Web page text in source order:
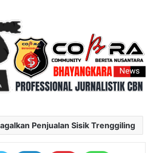
Penjualan Sisik Trenggiling